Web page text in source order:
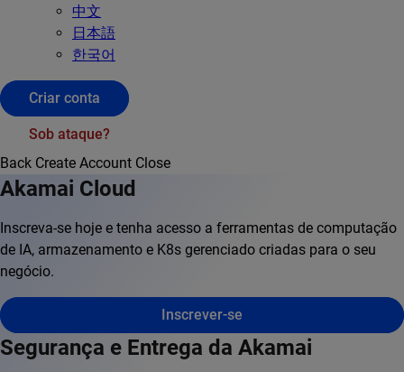
中文
日本語
한국어
Criar conta
Sob ataque?
Back Create Account Close
Akamai Cloud
Inscreva-se hoje e tenha acesso a ferramentas de computação
de IA, armazenamento e K8s gerenciado criadas para o seu
negócio.
Inscrever-se
Segurança e Entrega da Akamai